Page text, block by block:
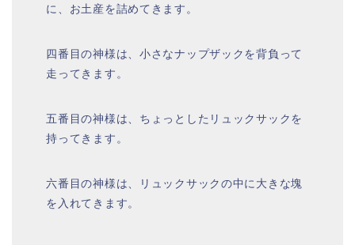
に、お土産を詰めてきます。
四番目の神様は、小さなナップザックを背負って
走ってきます。
五番目の神様は、ちょっとしたリュックサックを
持ってきます。
六番目の神様は、リュックサックの中に大きな塊
を入れてきます。